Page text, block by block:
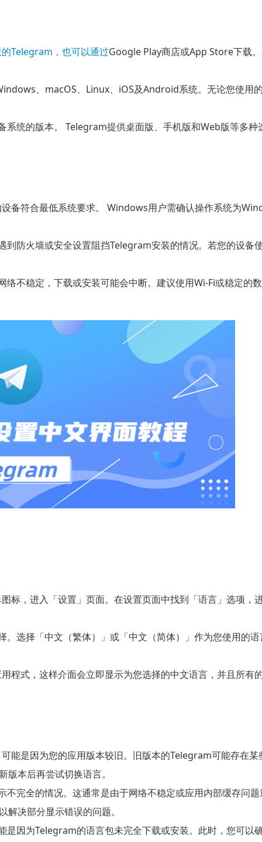
Telegram，也可以通过Google Play商店或App Store下载
、macOS、Linux、iOS及Android系统。无论您使用
系统的版本。 Telegram提供桌面版、手机版和Web版等多
备符合最低系统要求。 Windows用户需确认操作系统为
到防火墙或安全设置阻挡Telegram安装的情况。若您的设
络不稳定，下载或安装可能会中断。建议使用Wi-Fi或稳定的
标，进入「设置」页面。在设置页面中找到「语言」选项，
。选择「中文（繁体）」或「中文（简体）」作为您使用的
程式，这样介面会立即显示为您选择的中文语言，并且所有
能是因为您的应用版本较旧。旧版本的Telegram可能存在
本后再尝试切换语言。
不完全的情况。这通常是由于网络不稳定或应用内部缓存问
决部分显示错误的问题。
是因为Telegram的语言包未完全下载或安装。此时，您可以